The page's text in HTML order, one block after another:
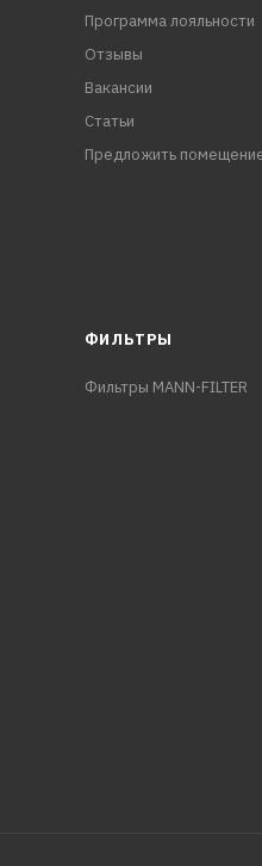
Программа лояльности
Отзывы
Вакансии
Статьи
Предложить
ФИЛЬТРЫ
Фильтры MANN-FILTER